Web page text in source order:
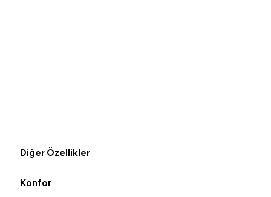
Diğer Özellikler
Konfor